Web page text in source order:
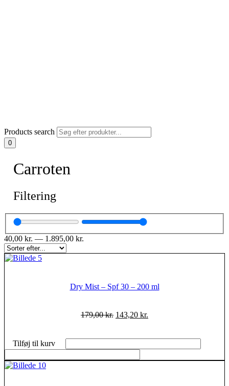
Products search
0
Carroten
Filtering
40,00 kr. — 1.895,00 kr.
Dry Mist – Spf 30 – 200 ml
179,00kr. 143,20 kr.
Tilføj til kurv